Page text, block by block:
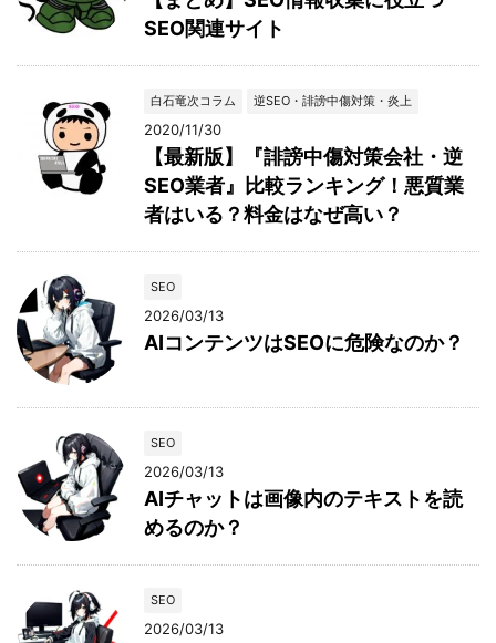
SEO関連サイト
白石竜次コラム 逆SEO・誹謗中傷対策・炎上
2020/11/30
【最新版】『誹謗中傷対策会社・逆
SEO業者』比較ランキング！悪質業
者はいる？料金はなぜ高い？
SEO
2026/03/13
AIコンテンツはSEOに危険なのか？
SEO
2026/03/13
AIチャットは画像内のテキストを読
めるのか？
SEO
2026/03/13